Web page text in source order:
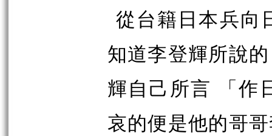
從台籍日本兵向
知道李登輝所說
輝自己所言 「作
哀的便是他的哥